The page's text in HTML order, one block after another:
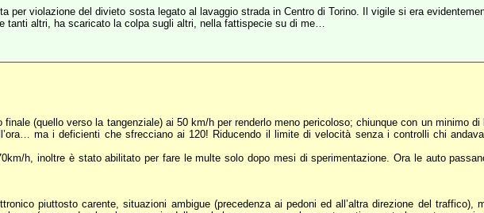
per violazione del divieto sosta legato al lavaggio strada in Centro di Torino. Il vigile si era
tanti altri, ha scaricato la colpa sugli altri, nella fattispecie su di me…
(quello verso la tangenziale) ai 50 km/h per renderlo meno pericoloso; chiunque con un minimo di
ma i deficienti che sfrecciano ai 120! Riducendo il limite di velocità senza i controlli chi
h, inoltre è stato abilitato per fare le multe solo dopo mesi di sperimentazione. Ora le auto
piuttosto carente, situazioni ambigue (precedenza ai pedoni ed all’altra direzione del traffico),